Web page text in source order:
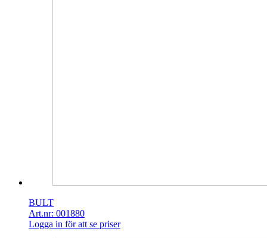
BULT
Art.nr: 001880
Logga in för att se priser